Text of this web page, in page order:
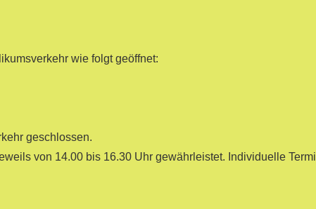
wie folgt geöffnet:
geschlossen.
von 14.00 bis 16.30 Uhr gewährleistet. Individuelle